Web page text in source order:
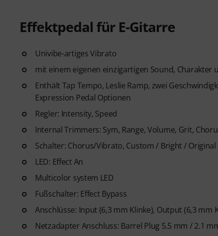
Effektpedal für E-Gitarre
Univibe-artiges Vibrato
mit einem eigenen einzigartigen Sound, Charakter
Enthält Tap Tempo, Leslie Ramp, zwei
Expression Pedal Optionen
Regler: Intensity, Speed
Internal Trimmers: Sym, Range, Volume, Grit,
Schalter: Chorus/Vibrato, Custom / Bright / Original
LED: Effect An
Multicolor system LED
Fußschalter: Effect Bypass
Anschlüsse: Input (6,3 mm Klinke), Output (6,3 mm
Netzadapter Anschluss: Barrel Plug 5.5 mm / 2.1